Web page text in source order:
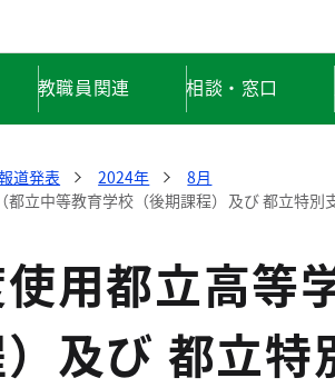
教職員関連 相談・窓口
道発表 2024年
8月
都立中等教育学校（後期課程）及び 都立特
用都立高等
）及び 都立